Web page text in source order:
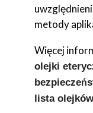
metody
Więcej
olejki
lista olejków